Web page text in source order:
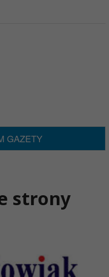
GAZETY
strony